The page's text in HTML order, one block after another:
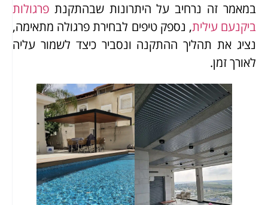
במאמר זה נרחיב על היתרונות שבהתקנת פרגולות
ביקנעם עילית, נספק טיפים לבחירת פרגולה מתאימה,
נציג את תהליך ההתקנה ונסביר כיצד לשמור עליה
לאורך זמן.